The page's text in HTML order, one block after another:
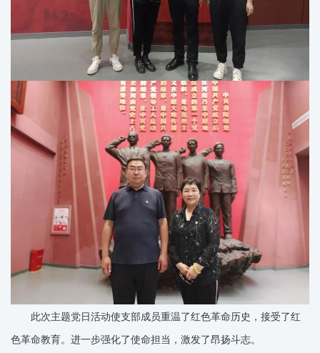
此次主题党日活动使支部成员重温了红色革命历史，接受了红
色革命教育。进一步强化了使命担当，激发了昂扬斗志。